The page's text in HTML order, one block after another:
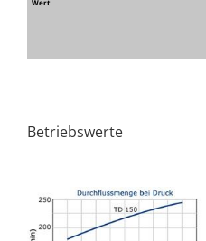
Betriebswerte